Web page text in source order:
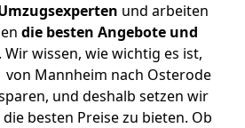
und arbeiten
die besten Angebote und
Wir wissen, wie wichtig es ist,
Mannheim nach Osterode
und deshalb setzen wir
besten Preise zu bieten. Ob